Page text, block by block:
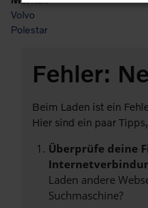
Volvo
Polestar
Fehler:
Beim Laden ist ein
Hier sind ein paar
Überprüfe deine
Laden andere
Suchmaschine?